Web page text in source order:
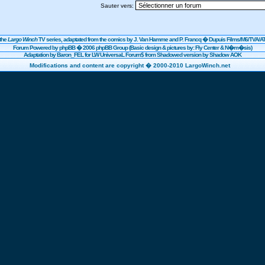
Sauter vers:
Largo WinchTV series, adaptated from the comics by J. Van Hamme and P. Francq �DupuisFilms/M6/TVA/
Forum Powered byphpBB� 2006 phpBB Group (Basic design & pictures by: Fly Center & N�m�sis)
Adaptation by Baron_FEL for LW UniversaL Forum$ from Shadowed version by Shadow AOK
Modifications and content are copyright � 2000-2010 LargoWinch.net